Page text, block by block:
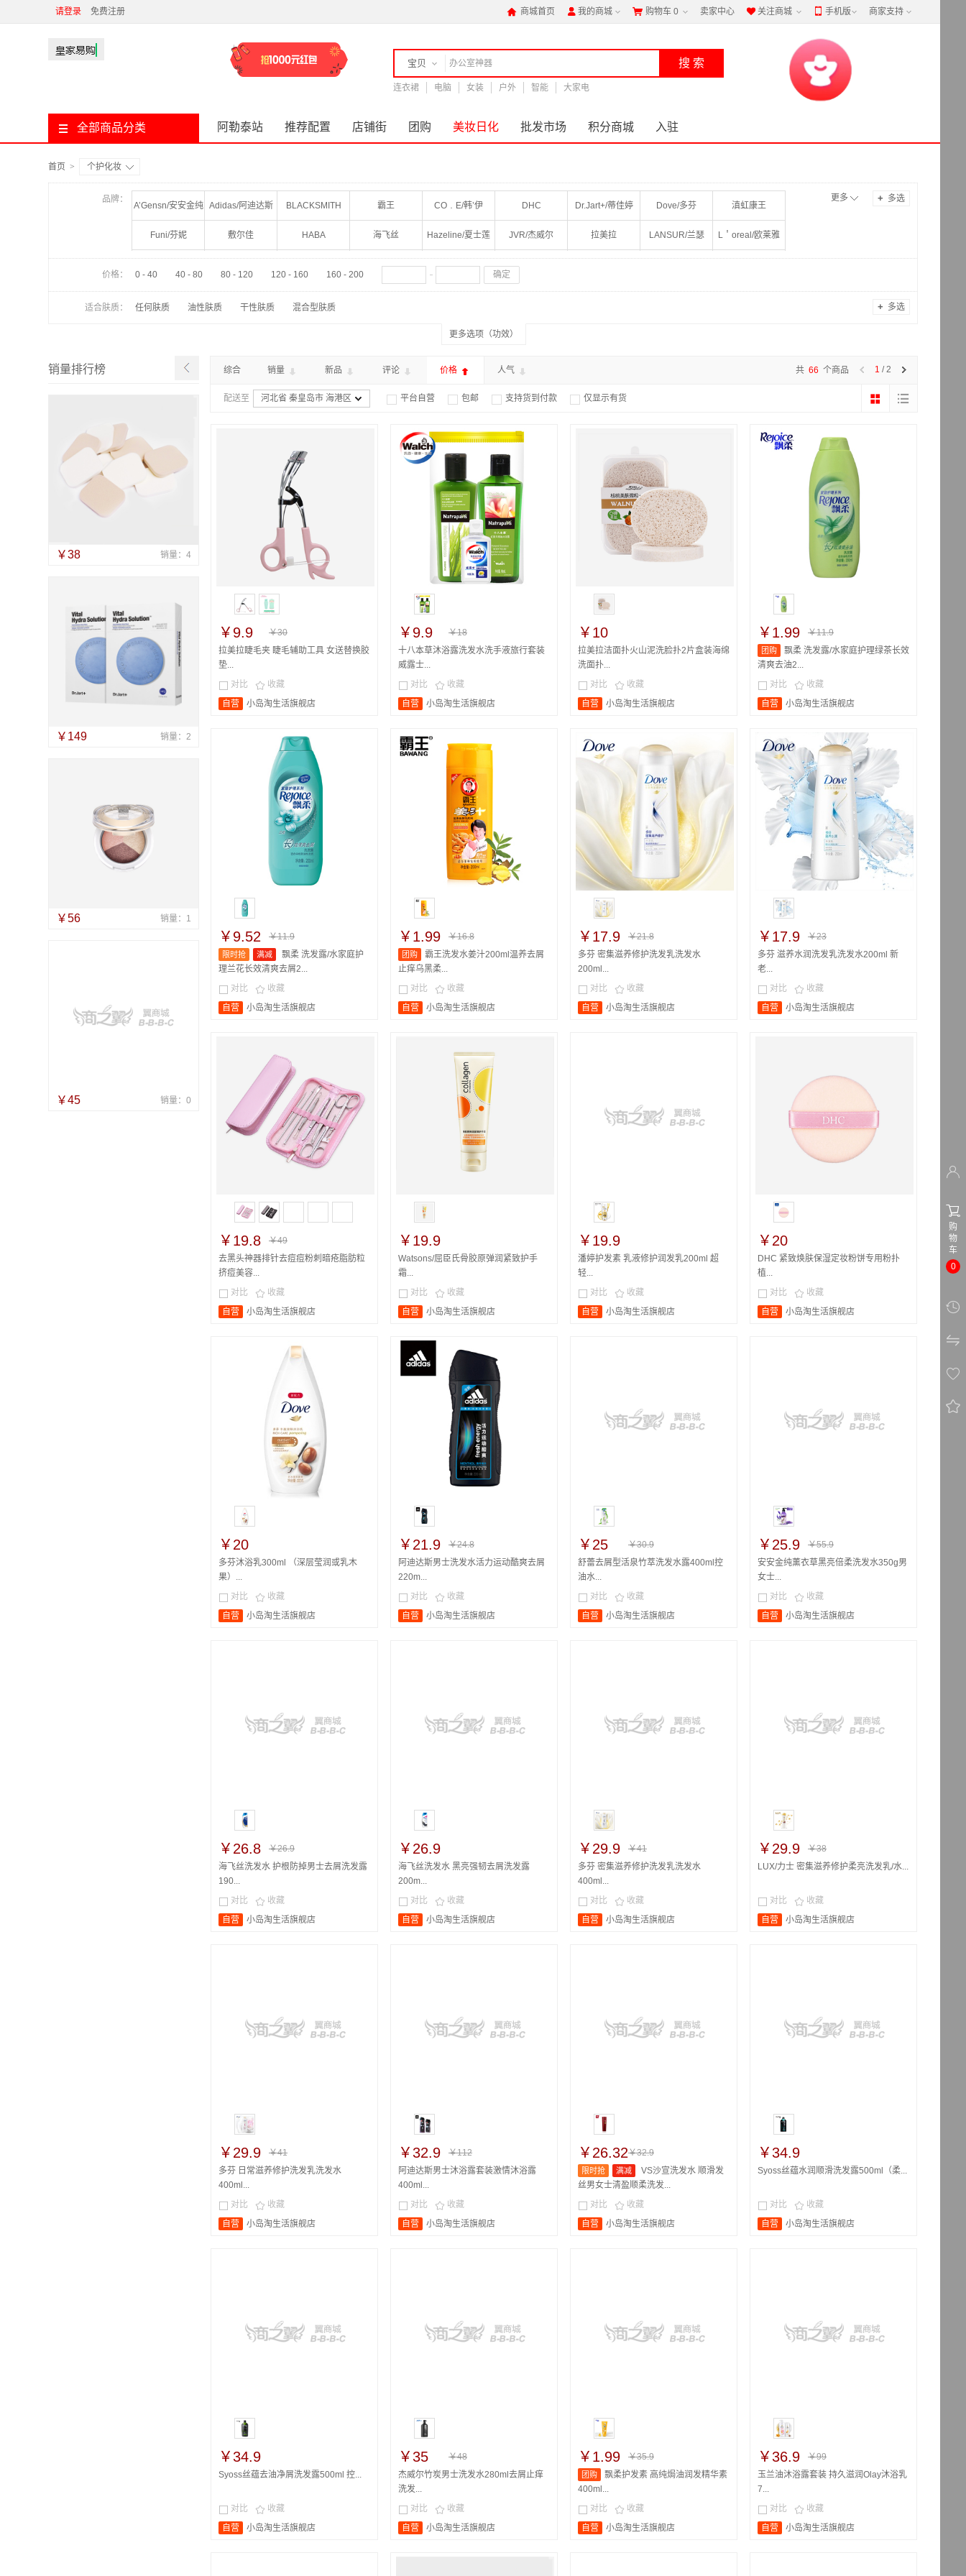
请登录 免费注册  商城首页  我的商城  购物车 0 卖家中心 关注商城 手机版 商家支持
宝贝
店铺
连衣裙 电脑 女装 户外 智能 大家电
全部商品分类 阿勒泰站 推荐配置 店铺街 团购 美妆日化 批发市场 积分商城 入驻
首页 > 个护化妆
品牌： 更多 + 多选
A’Gensn/安安金纯 Adidas/阿迪达斯 BLACKSMITH 霸王 CO﹒E/韩’伊 DHC Dr.Jart+/蒂佳婷 Dove/多芬 滇虹康王
Funi/芬妮 敷尔佳 HABA 海飞丝 Hazeline/夏士莲 JVR/杰威尔 拉美拉 LANSUR/兰瑟 L＇oreal/欧莱雅
Olay/玉兰油 Purcotton/全棉时代
SEEYOUNG/滋源 沙宣 Schwarzkopf/施华蔻 SYOSS/丝蕴 舒蕾 SOMANG/所望 safeguard/舒肤佳 Walch/威露士
价格： 0 - 40 40 - 80 80 - 120 120 - 160 160 - 200 确定
适合肤质： + 多选
任何肤质 油性肤质 干性肤质 混合型肤质
更多选项（功效）
销量排行榜
￥38 销量：4
￥149 销量：2
￥56 销量：1
￥45 销量：0
综合 销量 新品 评论 价格 人气 1 / 2
共 66 个商品
配送至 河北省 秦皇岛市 海港区 平台自营 包邮 支持货到付款 仅显示有货
￥9.9
￥30
拉美拉睫毛夹 睫毛辅助工具 女送替换胶
垫...
对比  收藏
自营
小岛淘生活旗舰店
￥9.9
￥18
十八本草沐浴露洗发水洗手液旅行套装
威露士...
对比  收藏
自营
小岛淘生活旗舰店
￥10
拉美拉洁面扑火山泥洗脸扑2片盒装海绵
洗面扑...
对比  收藏
自营
小岛淘生活旗舰店
￥1.99 ￥11.9
团购
飘柔 洗发露/水家庭护理绿茶长效
清爽去油2...
对比  收藏
自营
小岛淘生活旗舰店
￥9.52 ￥11.9
限时抢 满减
飘柔 洗发露/水家庭护
理兰花长效清爽去屑2...
对比  收藏
自营
小岛淘生活旗舰店
￥1.99 ￥16.8
团购
霸王洗发水姜汁200ml温养去屑
止痒乌黑柔...
对比  收藏
自营
小岛淘生活旗舰店
￥17.9
￥21.8
多芬 密集滋养修护洗发乳洗发水
200ml...
对比  收藏
自营
小岛淘生活旗舰店
￥17.9
￥23
多芬 滋养水润洗发乳洗发水200ml 新
老...
对比  收藏
自营
小岛淘生活旗舰店
￥19.8
￥49
去黑头神器排针去痘痘粉刺暗疮脂肪粒
挤痘美容...
对比  收藏
自营
小岛淘生活旗舰店
￥19.9
Watsons/屈臣氏骨胶原弹润紧致护手
霜...
对比  收藏
自营
小岛淘生活旗舰店
￥19.9
潘婷护发素 乳液修护润发乳200ml 超
轻...
对比  收藏
自营
小岛淘生活旗舰店
￥20
DHC 紧致焕肤保湿定妆粉饼专用粉扑
植...
对比  收藏
自营
小岛淘生活旗舰店
￥20
多芬沐浴乳300ml （深层莹润或乳木
果）...
对比  收藏
自营
小岛淘生活旗舰店
￥21.9
￥24.8
阿迪达斯男士洗发水活力运动酷爽去屑
220m...
对比  收藏
自营
小岛淘生活旗舰店
￥25
￥30.9
舒蕾去屑型活泉竹萃洗发水露400ml控
油水...
对比  收藏
自营
小岛淘生活旗舰店
￥25.9
￥55.9
安安金纯薰衣草黑亮倍柔洗发水350g男
女士...
对比  收藏
自营
小岛淘生活旗舰店
￥26.8
￥26.9
海飞丝洗发水 护根防掉男士去屑洗发露
190...
对比  收藏
自营
小岛淘生活旗舰店
￥26.9
海飞丝洗发水 黑亮强韧去屑洗发露
200m...
对比  收藏
自营
小岛淘生活旗舰店
￥29.9
￥41
多芬 密集滋养修护洗发乳洗发水
400ml...
对比  收藏
自营
小岛淘生活旗舰店
￥29.9
￥38
LUX/力士 密集滋养修护柔亮洗发乳/水...
对比  收藏
自营
小岛淘生活旗舰店
￥29.9
￥41
多芬 日常滋养修护洗发乳洗发水
400ml...
对比  收藏
自营
小岛淘生活旗舰店
￥32.9
￥112
阿迪达斯男士沐浴露套装激情沐浴露
400ml...
对比  收藏
自营
小岛淘生活旗舰店
￥26.32￥32.9
限时抢 满减
VS沙宣洗发水 顺滑发
丝男女士清盈顺柔洗发...
对比  收藏
自营
小岛淘生活旗舰店
￥34.9
Syoss丝蕴水润顺滑洗发露500ml（柔...
对比  收藏
自营
小岛淘生活旗舰店
￥34.9
Syoss丝蕴去油净屑洗发露500ml 控...
对比  收藏
自营
小岛淘生活旗舰店
￥35
￥48
杰威尔竹炭男士洗发水280ml去屑止痒
洗发...
对比  收藏
自营
小岛淘生活旗舰店
￥1.99 ￥35.9
团购
飘柔护发素 高纯焗油润发精华素
400ml...
对比  收藏
自营
小岛淘生活旗舰店
￥36.9
￥99
玉兰油沐浴露套装 持久滋润Olay沐浴乳
7...
对比  收藏
自营
小岛淘生活旗舰店


购
物
车
0



